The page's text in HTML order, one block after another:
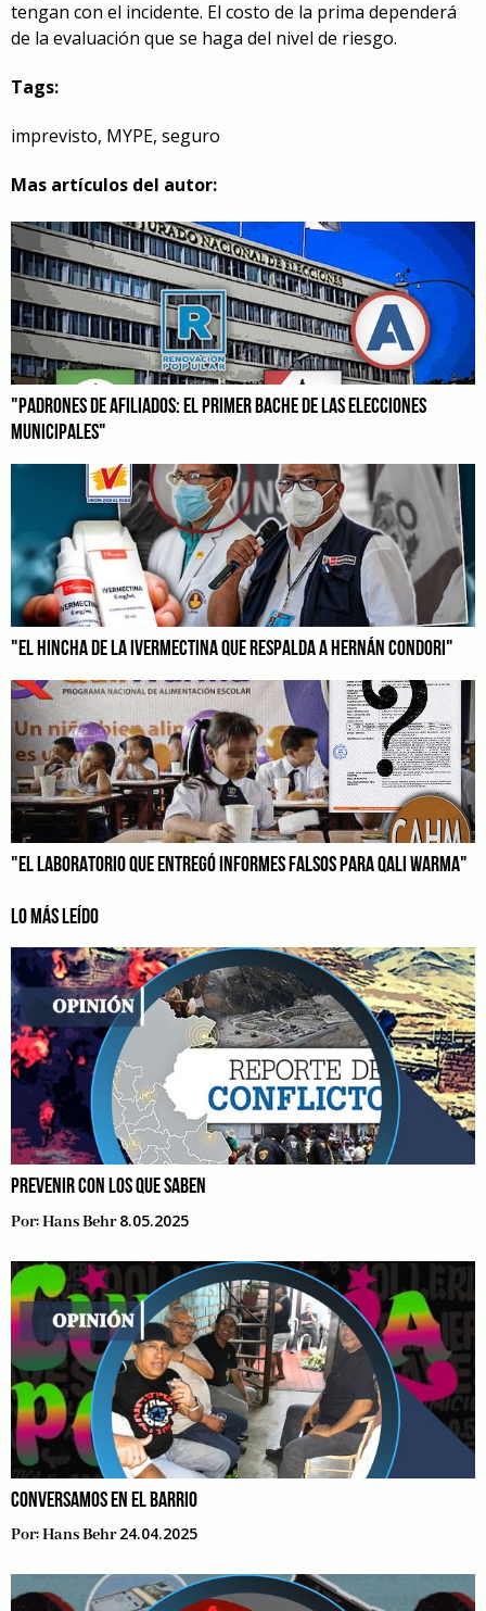
tengan con el incidente. El costo de la prima dependerá
de la evaluación que se haga del nivel de riesgo.
Tags:
imprevisto, MYPE, seguro
Mas artículos del autor:
"PADRONES DE AFILIADOS: EL PRIMER BACHE DE LAS ELECCIONES
MUNICIPALES"
"EL HINCHA DE LA IVERMECTINA QUE RESPALDA A HERNÁN CONDORI"
"EL LABORATORIO QUE ENTREGÓ INFORMES FALSOS PARA QALI WARMA"
LO MÁS LEÍDO
PREVENIR CON LOS QUE SABEN
Por:Hans Behr 8.05.2025
CONVERSAMOS EN EL BARRIO
Por:Hans Behr 24.04.2025